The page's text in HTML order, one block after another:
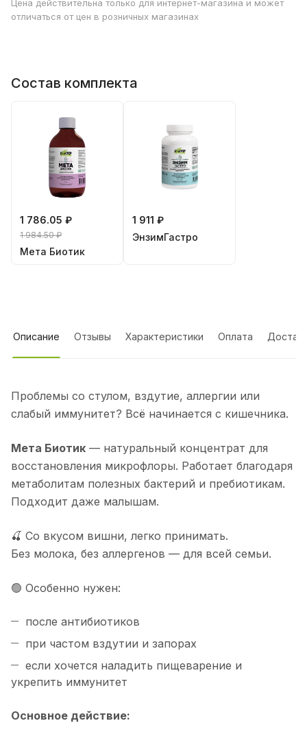
Цена действительна только для интернет-магазина и может
отличаться от цен в розничных магазинах
Состав комплекта
1 786.05 ₽
1 984.50 ₽
Мета Биотик
1 911 ₽
ЭнзимГастро
Описание Отзывы Характеристики Оплата
Проблемы со стулом, вздутие, аллергии или
слабый иммунитет? Всё начинается с кишечника.
Мета Биотик — натуральный концентрат для
восстановления микрофлоры. Работает благодаря
метаболитам полезных бактерий и пребиотикам.
Подходит даже малышам.
🍒 Со вкусом вишни, легко принимать.
Без молока, без аллергенов — для всей семьи.
🟢 Особенно нужен:
после антибиотиков
при частом вздутии и запорах
если хочется наладить пищеварение и
укрепить иммунитет
Основное действие: